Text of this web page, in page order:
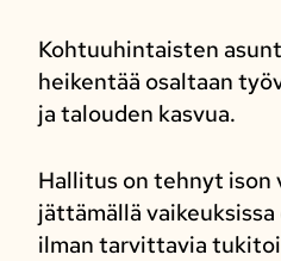
Kohtuuhintaisten
heikentää osaltaan
ja talouden kasvua.
Hallitus on tehnyt ison
jättämällä
ilman tarvittavia